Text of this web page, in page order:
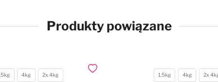
Produkty powiązane
4kg 2x 4kg Dodaj do ulubionych 1,5kg 4kg 2x